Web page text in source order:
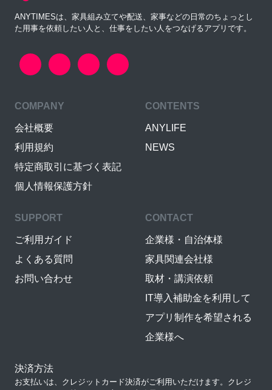
ANYTIMESは、家具組み立てや配送、家事などの日常のちょっとし
た用事を依頼したい人と、仕事をしたい人をつなげるアプリです。
COMPANY
会社概要
利用規約
特定商取引に基づく表記
個人情報保護方針
CONTENTS
ANYLIFE
NEWS
SUPPORT
ご利用ガイド
よくある質問
お問い合わせ
CONTACT
企業様・自治体様
家具関連会社様
取材・講演依頼
IT導入補助金を利用して
アプリ制作を希望される
企業様へ
決済方法
お支払いは、クレジットカード決済がご利用いただけます。クレジ